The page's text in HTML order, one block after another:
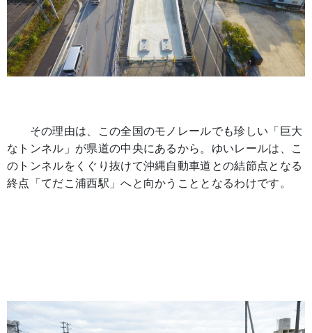
その理由は、この全国のモノレールでも珍しい「巨大
なトンネル」が県道の中央にあるから。ゆいレールは、こ
のトンネルをくぐり抜けて沖縄自動車道との結節点となる
終点「てだこ浦西駅」へと向かうこととなるわけです。